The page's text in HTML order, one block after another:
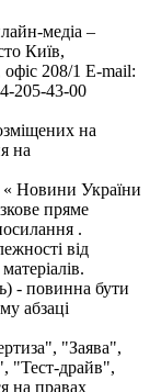
медіа –
Київ,
208/1 E-mail:
205-43-00
на
на
« Новини України
пряме
.
від
- повинна бути
абзаці
"Заява",
"Тест-драйв",
на правах